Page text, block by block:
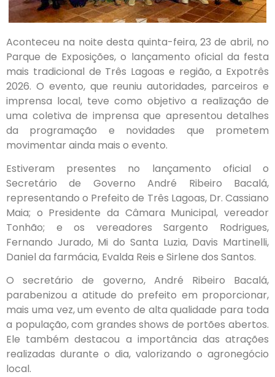
Aconteceu na noite desta quinta-feira, 23 de abril, no
Parque de Exposições, o lançamento oficial da festa
mais tradicional de Três Lagoas e região, a Expotrês
2026. O evento, que reuniu autoridades, parceiros e
imprensa local, teve como objetivo a realização de
uma coletiva de imprensa que apresentou detalhes
da programação e novidades que prometem
movimentar ainda mais o evento.
Estiveram presentes no lançamento oficial o
Secretário de Governo André Ribeiro Bacalá,
representando o Prefeito de Três Lagoas, Dr. Cassiano
Maia; o Presidente da Câmara Municipal, vereador
Tonhão; e os vereadores Sargento Rodrigues,
Fernando Jurado, Mi do Santa Luzia, Davis Martinelli,
Daniel da farmácia, Evalda Reis e Sirlene dos Santos.
O secretário de governo, André Ribeiro Bacalá,
parabenizou a atitude do prefeito em proporcionar,
mais uma vez, um evento de alta qualidade para toda
a população, com grandes shows de portões abertos.
Ele também destacou a importância das atrações
realizadas durante o dia, valorizando o agronegócio
local.